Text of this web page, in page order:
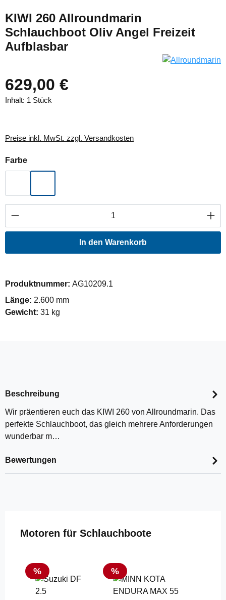
KIWI 260 Allroundmarin
Schlauchboot Oliv Angel Freizeit
Aufblasbar
629,00 €
Inhalt: 1 Stück
Preise inkl. MwSt. zzgl. Versandkosten
Farbeauswählen
Produkt Anzahl: Gib den gewünschten
In den Warenkorb
Produktnummer: AG10209.1
Länge: 2.600 mm
Gewicht: 31 kg
Beschreibung
Wir präentieren euch das KIWI 260 von Allroundmarin. Das
perfekte Schlauchboot, das gleich mehrere Anforderungen
wunderbar m…
Bewertungen
Produktgalerie überspringen
Motoren für Schlauchboote
Rabatt
% Rabatt
%